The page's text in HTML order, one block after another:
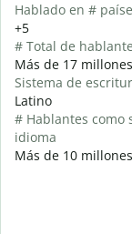
Hablado en #
+5
# Total de
Más de 17 millones
Sistema de
Latino
# Hablantes como
idioma
Más de 10 millones